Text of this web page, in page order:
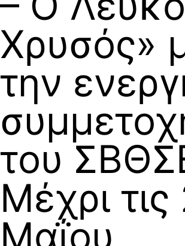
Χρυσός»
την
του
Μέχρι τις
Μαΐου